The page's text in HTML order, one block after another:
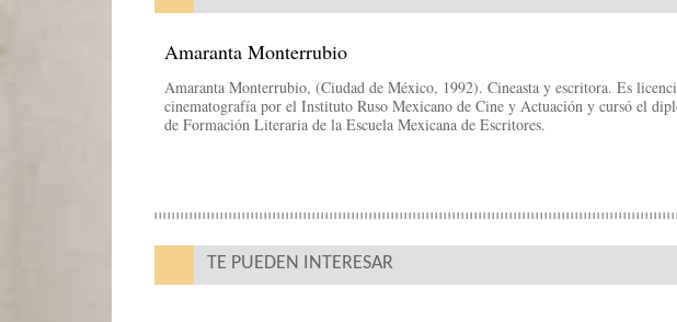
Amaranta Monterrubio
Amaranta Monterrubio, (Ciudad de México, 1992). Cineasta y escritora. Es
cinematografía por el Instituto Ruso Mexicano de Cine y Actuación y cursó el
de Formación Literaria de la Escuela Mexicana de Escritores.
TE PUEDEN INTERESAR